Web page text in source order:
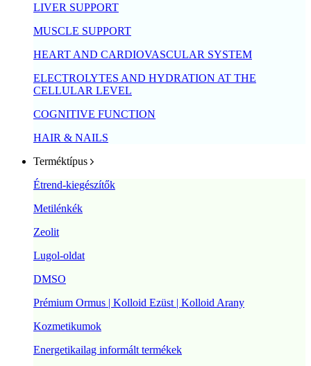
LIVER SUPPORT
MUSCLE SUPPORT
HEART AND CARDIOVASCULAR SYSTEM
ELECTROLYTES AND HYDRATION AT THE
CELLULAR LEVEL
COGNITIVE FUNCTION
HAIR & NAILS
Terméktípus
Étrend-kiegészítők
Metilénkék
Zeolit
Lugol-oldat
DMSO
Prémium Ormus | Kolloid Ezüst | Kolloid Arany
Kozmetikumok
Energetikailag informált termékek